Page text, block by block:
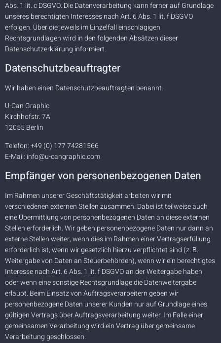
Abs. 1 lit. c DSGVO. Die Datenverarbeitung kann ferner auf Grundlage
unseres berechtigten Interesses nach Art. 6 Abs. 1 lit. f DSGVO
erfolgen. Über die jeweils im Einzelfall einschlägigen
Rechtsgrundlagen wird in den folgenden Absätzen dieser
Datenschutzerklärung informiert.
Datenschutz­beauftragter
Wir haben einen Datenschutzbeauftragten benannt.
U-Can Graphic
Kirchhofstr. 7A
12055 Berlin
Telefon: +49 (0) 177 74281566
E-Mail: info@u-cangraphic.com
Empfänger von personenbezogenen Daten
Im Rahmen unserer Geschäftstätigkeit arbeiten wir mit
verschiedenen externen Stellen zusammen. Dabei ist teilweise auch
eine Übermittlung von personenbezogenen Daten an diese externen
Stellen erforderlich. Wir geben personenbezogene Daten nur dann an
externe Stellen weiter, wenn dies im Rahmen einer Vertragserfüllung
erforderlich ist, wenn wir gesetzlich hierzu verpflichtet sind (z. B.
Weitergabe von Daten an Steuerbehörden), wenn wir ein berechtigtes
Interesse nach Art. 6 Abs. 1 lit. f DSGVO an der Weitergabe haben
oder wenn eine sonstige Rechtsgrundlage die Datenweitergabe
erlaubt. Beim Einsatz von Auftragsverarbeitern geben wir
personenbezogene Daten unserer Kunden nur auf Grundlage eines
gültigen Vertrags über Auftragsverarbeitung weiter. Im Falle einer
gemeinsamen Verarbeitung wird ein Vertrag über gemeinsame
Verarbeitung geschlossen.